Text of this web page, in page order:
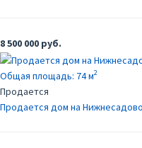
8 500 000 руб.
Общая площадь: 74 м2
Продается
Продается дом на